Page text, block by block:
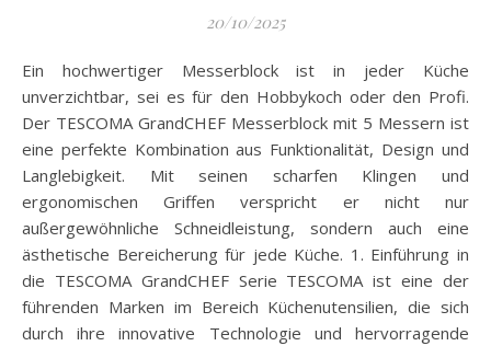
20/10/2025
Ein hochwertiger Messerblock ist in jeder Küche
unverzichtbar, sei es für den Hobbykoch oder den Profi.
Der TESCOMA GrandCHEF Messerblock mit 5 Messern ist
eine perfekte Kombination aus Funktionalität, Design und
Langlebigkeit. Mit seinen scharfen Klingen und
ergonomischen Griffen verspricht er nicht nur
außergewöhnliche Schneidleistung, sondern auch eine
ästhetische Bereicherung für jede Küche. 1. Einführung in
die TESCOMA GrandCHEF Serie TESCOMA ist eine der
führenden Marken im Bereich Küchenutensilien, die sich
durch ihre innovative Technologie und hervorragende